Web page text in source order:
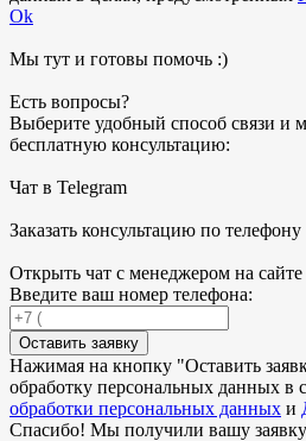
Ok
Мы тут и готовы помочь :)
Есть вопросы?
Выберите удобный способ связи и
бесплатную консультацию:
Чат в Telegram
Заказать консультацию по телефону
Открыть чат с менеджером на сайте
Введите ваш номер телефона:
Оставить заявку
Нажимая на кнопку "Оставить
обработку персональных данных в
обработки персональных данных и
Спасибо! Мы получили вашу